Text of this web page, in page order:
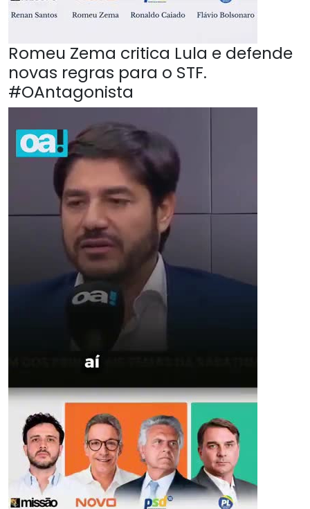
Romeu Zema critica Lula e defende
novas regras para o STF.
#OAntagonista